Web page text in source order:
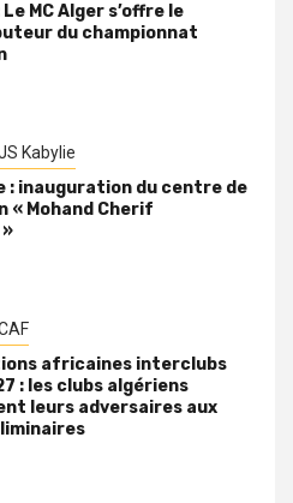
MC Alger s’offre le
du championnat
Kabylie
: inauguration du centre de
« Mohand Cherif
africaines interclubs
: les clubs algériens
leurs adversaires aux